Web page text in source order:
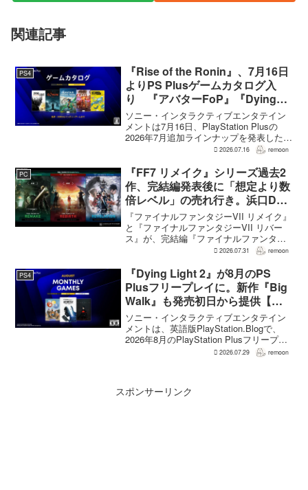
関連記事
PS4
『Rise of the Ronin』、7月16日
よりPS Plusゲームカタログ入
り 『アバターFoP』『Dying
Light』なども順次配信
ソニー・インタラクティブエンタテイン
メントは7月16日、PlayStation Plusの
2026年7月追加ラインナップを発表した。
幕末の日本を舞台とするTeam NINJAのオ
the Ron...
2026.07.16 remoon
PC
『FF7 リメイク』シリーズ過去2
作、完結編発表後に「想定より数
倍レベル」の売れ行き。浜口Dが
明かす
『ファイナルファンタジーVII リメイク』
と『ファイナルファンタジーVII リバー
ス』が、完結編『ファイナルファンタジ
ーVII リベレーション』の発表後、「我々
ると、シリーズディレクターの浜口直樹
氏がAU...
2026.07.31 remoon
PS4
『Dying Light 2』が8月のPS
Plusフリープレイに。新作『Big
Walk』も発売初日から提供【海
外発表】
ソニー・インタラクティブエンタテイン
メントは、英語版PlayStation.Blogで、
2026年8月のPlayStation Plusフリープレ
イとして『Dying Light 2 Stay Human:
2026.07.29 remoon
スポンサーリンク